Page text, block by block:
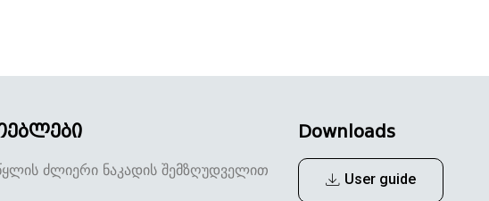
ძლიერი ნაკადის შემზღუდველით
Downloads
User guide